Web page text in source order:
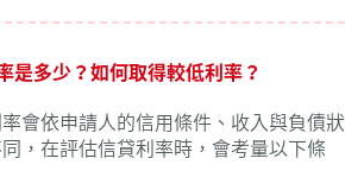
是多少？如何取得較低利率？
會依申請人的信用條件、收入與負債狀
，在評估信貸利率時，會考量以下條